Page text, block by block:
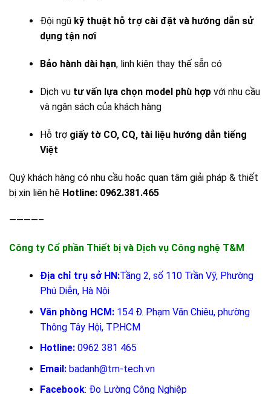
Đội ngũ kỹ thuật hỗ trợ cài đặt và hướng dẫn sử
dụng tận nơi
Bảo hành dài hạn, linh kiện thay thế sẵn có
Dịch vụ tư vấn lựa chọn model phù hợpvới nhu cầu
và ngân sách của khách hàng
Hỗ trợ giấy tờ CO, CQ, tài liệu hướng dẫn tiếng
Việt
Quý khách hàng có nhu cầu hoặc quan tâm giải pháp & thiết
bị xin liên hệ Hotline: 0962.381.465
————–
Công ty Cổ phần Thiết bị và Dịch vụ Công nghệ T&M
Địa chỉ trụ sở HN:Tầng 2, số 110 Trần Vỹ, Phường
Phú Diễn, Hà Nội
Văn phòng HCM:154 Đ. Phạm Văn Chiêu, phường
Thông Tây Hội, TP.HCM
Hotline: 0962 381 465
Email: badanh@tm-tech.vn
Facebook: Đo Lường Công Nghiệp